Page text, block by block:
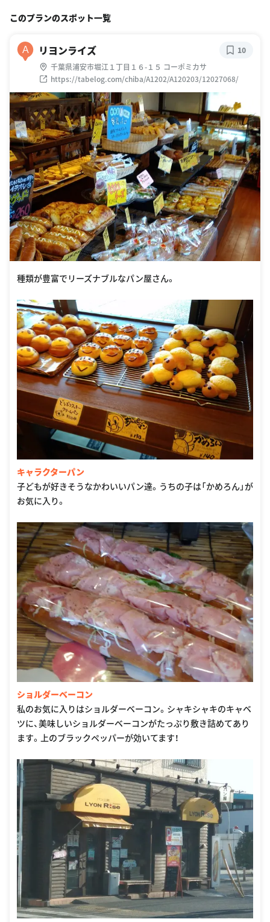
このプランのスポット一覧
A リヨンライズ
千葉県浦安市堀江１丁目１６-１５ コーポミカサ
https://tabelog.com/chiba/A1202/A120203/12027068/
10
キャラクターパン
子どもが好きそうなかわいいパン達。うちの子は「かめろん」が
お気に入り。
ショルダーベーコン
私のお気に入りはショルダーベーコン。シャキシャキのキャベ
ツに、美味しいショルダーベーコンがたっぷり敷き詰めてあり
ます。上のブラックペッパーが効いてます！